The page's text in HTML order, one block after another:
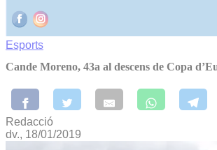
Esports
Cande Moreno, 43a al descens de Copa
Redacció
dv., 18/01/2019